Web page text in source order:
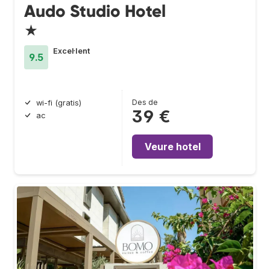
Audo Studio Hotel
★
9.5
Excel·lent
wi-fi (gratis)
ac
Des de
39 €
Veure hotel